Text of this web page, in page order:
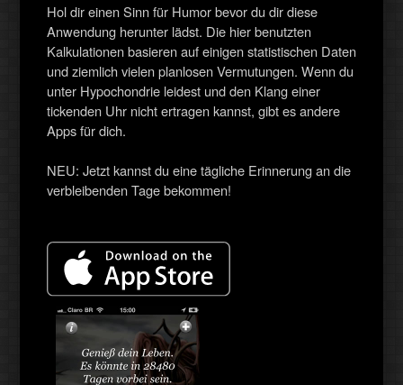
Hol dir einen Sinn für Humor bevor du dir diese
Anwendung herunter lädst. Die hier benutzten
Kalkulationen basieren auf einigen statistischen Daten
und ziemlich vielen planlosen Vermutungen. Wenn du
unter Hypochondrie leidest und den Klang einer
tickenden Uhr nicht ertragen kannst, gibt es andere
Apps für dich.
NEU: Jetzt kannst du eine tägliche Erinnerung an die
verbleibenden Tage bekommen!